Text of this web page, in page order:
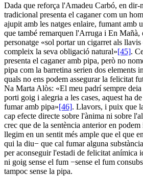
Dada que reforça l'Amadeu Carbó, en dir-
tradicional presenta el caganer com un
ajupit amb les natges enlaire, fumant amb
que també remarquen l'Arruga i En Mañà,
personatge «sol portar un cigarret als
compleix la seva obligació natural»[45].
presenta el caganer amb pipa, però no
pipa com la barretina serien dos elements
quals no ens podem assegurar la felicitat
Na Marta Alòs: «El meu padrí sempre
porti goig i alegria a les cases, aquest ha
fumar amb pipa»[46]. Llavors, i puix que
cap efecte directe sobre l'ànima ni sobre
crec que de la sentència anterior en
llegim en un sentit més ample que el que
qui la diu− que cal fumar alguna
per aconseguir l'estadi de felicitat anímica
ni goig sense el fum −sense el fum
tampoc sense la pipa.